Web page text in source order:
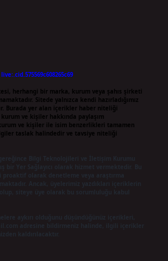
herhangi bir marka, kurum veya şahıs şirketi
Sitede yalnızca kendi hazırladığımız
Burada yer alan içerikler haber niteliği
ve kişiler hakkında paylaşım
ve kişiler ile isim benzerlikleri tamamen
taslak halindedir ve tavsiye niteliği
gereğince Bilgi Teknolojileri ve İletişim Kurumu
bir Yer Sağlayıcı olarak hizmet vermektedir. Bu
olarak denetleme veya araştırma
Ancak, üyelerimiz yazdıkları içeriklerin
aykırı olduğunu düşündüğünüz içerikleri,